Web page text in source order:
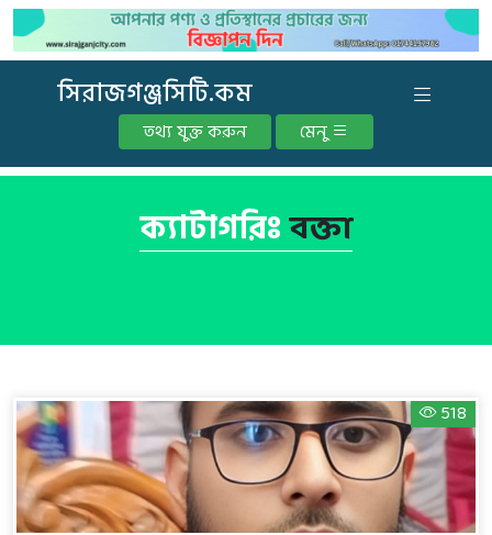
সিরাজগঞ্জসিটি.কম
তথ্য যুক্ত করুন মেনু
ক্যাটাগরিঃবক্তা
518